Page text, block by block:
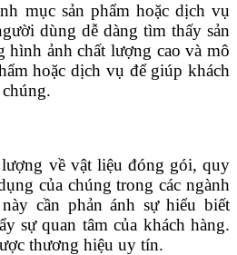
mục sản phẩm hoặc dịch vụ
dùng dễ dàng tìm thấy sản
hình ảnh chất lượng cao và mô
hoặc dịch vụ để giúp khách
về vật liệu đóng gói, quy
của chúng trong các ngành
cần phản ánh sự hiểu biết
sự quan tâm của khách hàng.
thương hiệu uy tín.